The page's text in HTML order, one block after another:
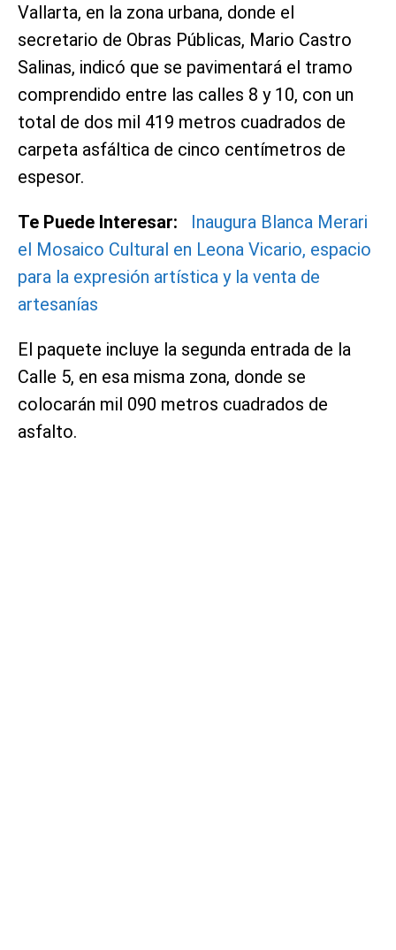
Vallarta, en la zona urbana, donde el
secretario de Obras Públicas, Mario Castro
Salinas, indicó que se pavimentará el tramo
comprendido entre las calles 8 y 10, con un
total de dos mil 419 metros cuadrados de
carpeta asfáltica de cinco centímetros de
espesor.
Te Puede Interesar:
Inaugura Blanca Merari
el Mosaico Cultural en Leona Vicario, espacio
para la expresión artística y la venta de
artesanías
El paquete incluye la segunda entrada de la
Calle 5, en esa misma zona, donde se
colocarán mil 090 metros cuadrados de
asfalto.